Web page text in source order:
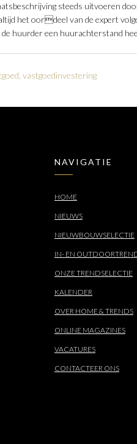
steeds uitvoeren
het oordeel van de expert
huurder een huurachterstand
vastgoedinvestering
NAVIGATIE
HOME
NIEUWS
NIEUWBOUWSELECTIE
IN- EN
ONZE TRENDSELECTIE
KALENDER
OVER HOME & TRENDS
ONLINE MAGAZINES
VACATURES
CONTACTEER ONS